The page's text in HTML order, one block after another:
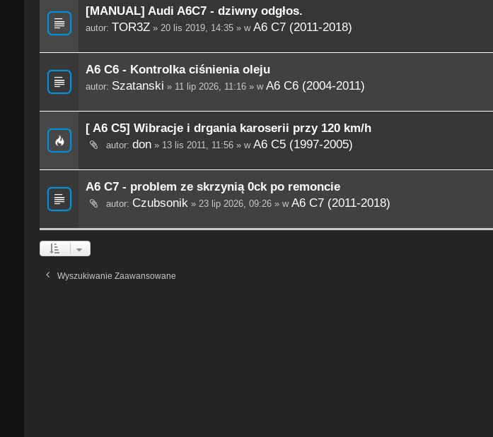
[MANUAL] Audi A6C7 - dziwny odgłos.
autor: TOR3Z» 20 lis 2019, 14:35 » w A6 C7 (2011-2018)
A6 C6 - Kontrolka ciśnienia oleju
autor: Szatanski » 11 lip 2026, 11:16 » w A6 C6 (2004-2011)
[ A6 C5] Wibracje i drgania karoserii przy 120 km/h
autor: don» 13 lis 2011, 11:56 » w A6 C5 (1997-2005)
A6 C7 - problem ze skrzynią 0ck po remoncie
autor: Czubsonik» 23 lip 2026, 09:26 » w A6 C7 (2011-2018)
Wyszukiwanie Zaawansowane